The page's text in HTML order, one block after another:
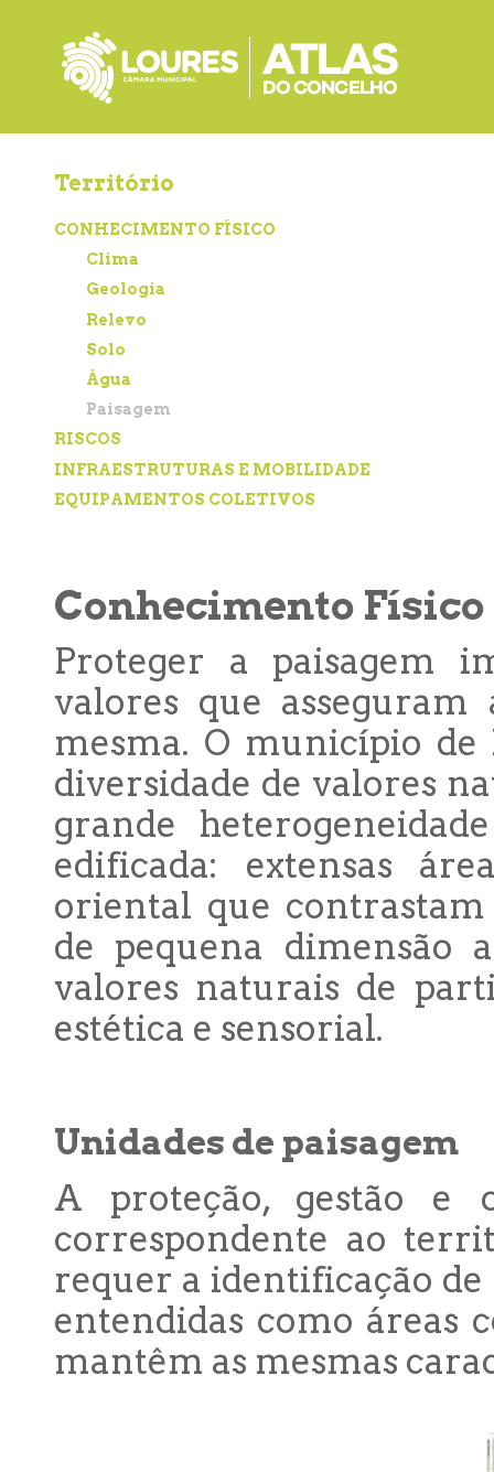
Território
CONHECIMENTO FÍSICO
Clima
Geologia
Relevo
Solo
Água
Paisagem
RISCOS
INFRAESTRUTURAS E MOBILIDADE
EQUIPAMENTOS COLETIVOS
Conhecimento
Proteger a paisagem
valores que
mesma. O município
diversidade de valores
grande
edificada: extensas
oriental que
de pequena dimensão
valores naturais de
estética e sensorial.
Unidades de paisagem
A proteção, gestão e
correspondente ao
requer a identificação de
entendidas como áreas
mantêm as mesmas